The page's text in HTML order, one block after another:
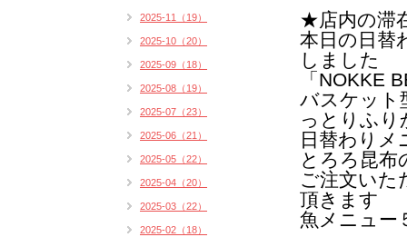
★店内の滞
本日の日替
しました
「NOKKE
バスケット
っとりふり
日替わりメ
とろろ昆布
ご注文いた
頂きます
魚メニュー
2025-11（19）
2025-10（20）
2025-09（18）
2025-08（19）
2025-07（23）
2025-06（21）
2025-05（22）
2025-04（20）
2025-03（22）
2025-02（18）